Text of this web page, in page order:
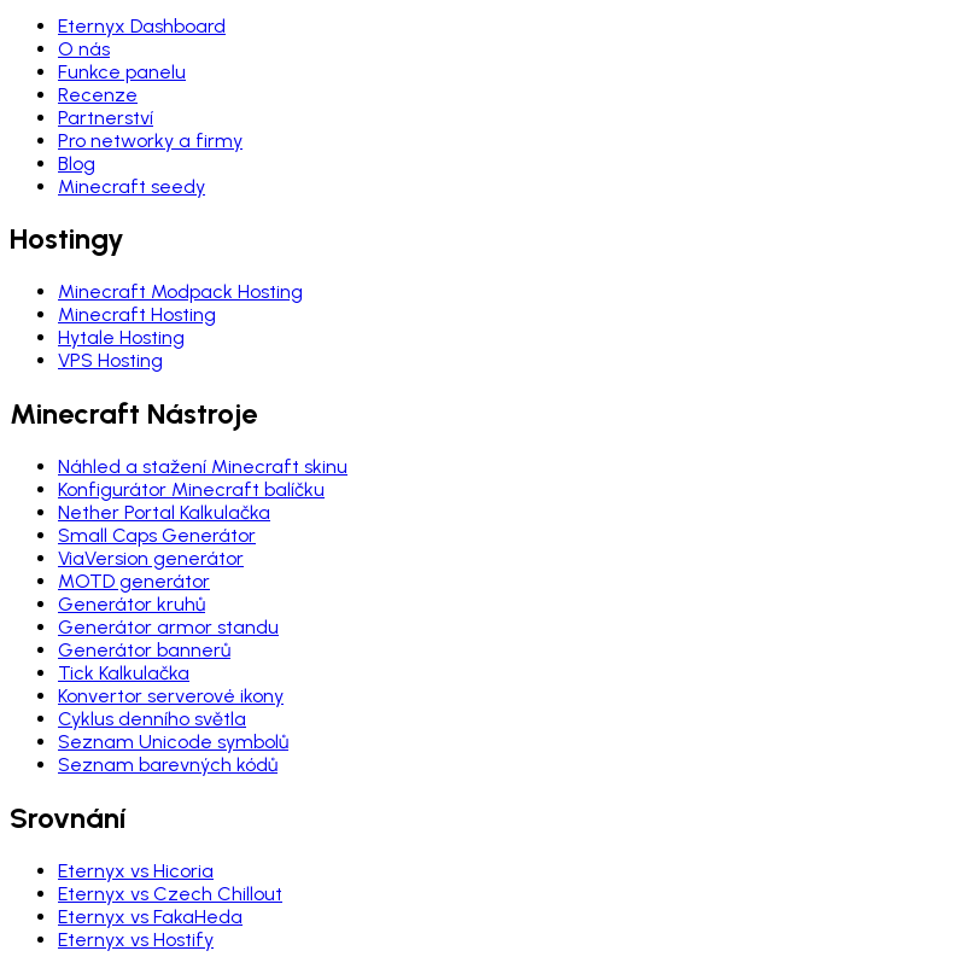
Eternyx Dashboard
O nás
Funkce panelu
Recenze
Partnerství
Pro networky a firmy
Blog
Minecraft seedy
Hostingy
Minecraft Modpack Hosting
Minecraft Hosting
Hytale Hosting
VPS Hosting
Minecraft Nástroje
Náhled a stažení Minecraft skinu
Konfigurátor Minecraft balíčku
Nether Portal Kalkulačka
Small Caps Generátor
ViaVersion generátor
MOTD generátor
Generátor kruhů
Generátor armor standu
Generátor bannerů
Tick Kalkulačka
Konvertor serverové ikony
Cyklus denního světla
Seznam Unicode symbolů
Seznam barevných kódů
Srovnání
Eternyx vs Hicoria
Eternyx vs Czech Chillout
Eternyx vs FakaHeda
Eternyx vs Hostify